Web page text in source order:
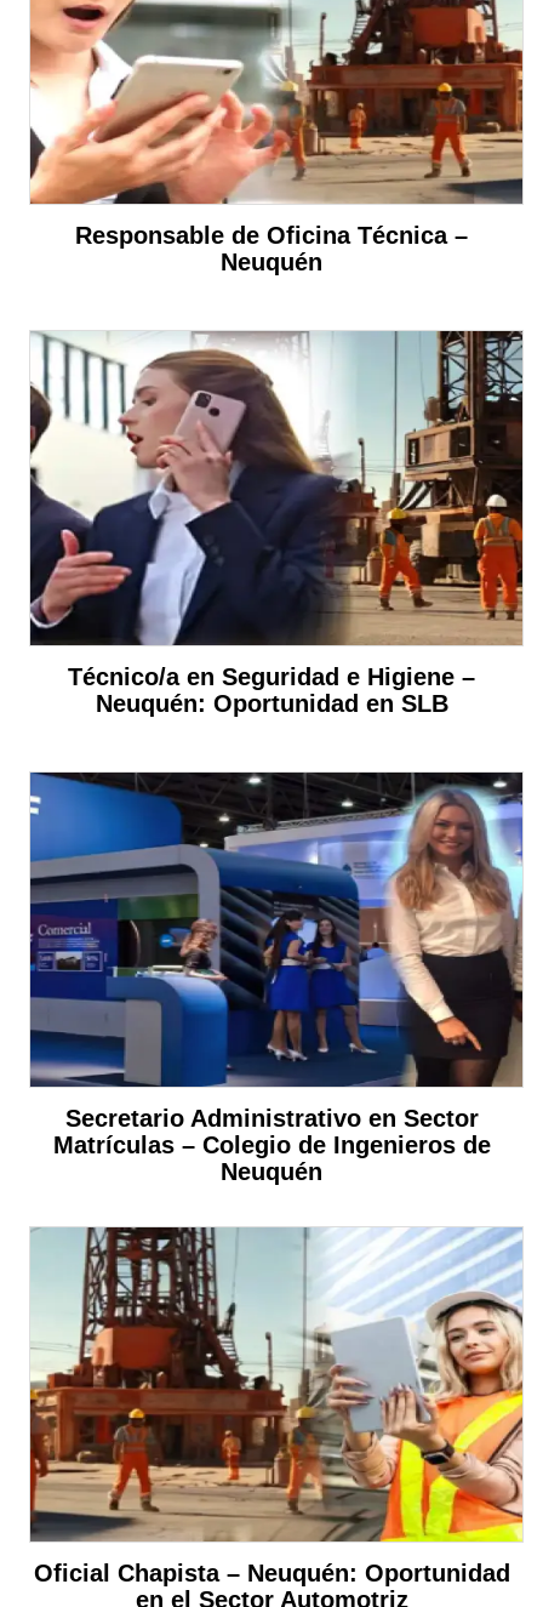
Responsable de Oficina Técnica –
Neuquén
Técnico/a en Seguridad e Higiene –
Neuquén: Oportunidad en SLB
Secretario Administrativo en Sector
Matrículas – Colegio de Ingenieros de
Neuquén
Oficial Chapista – Neuquén: Oportunidad
en el Sector Automotriz